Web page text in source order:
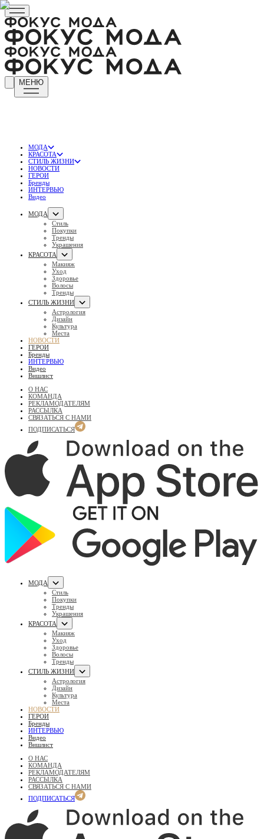
МЕНЮ
МОДА
КРАСОТА
СТИЛЬ ЖИЗНИ
НОВОСТИ
ГЕРОИ
Бренды
ИНТЕРВЬЮ
Видео
МОДА
Стиль
Покупки
Тренды
Украшения
КРАСОТА
Макияж
Уход
Здоровье
Волосы
Тренды
СТИЛЬ ЖИЗНИ
Астрология
Дизайн
Культура
Места
НОВОСТИ
ГЕРОИ
Бренды
ИНТЕРВЬЮ
Видео
Вишлист
О НАС
КОМАНДА
РЕКЛАМОДАТЕЛЯМ
РАССЫЛКА
СВЯЗАТЬСЯ С НАМИ
ПОДПИСАТЬСЯ
МОДА
Стиль
Покупки
Тренды
Украшения
КРАСОТА
Макияж
Уход
Здоровье
Волосы
Тренды
СТИЛЬ ЖИЗНИ
Астрология
Дизайн
Культура
Места
НОВОСТИ
ГЕРОИ
Бренды
ИНТЕРВЬЮ
Видео
Вишлист
О НАС
КОМАНДА
РЕКЛАМОДАТЕЛЯМ
РАССЫЛКА
СВЯЗАТЬСЯ С НАМИ
ПОДПИСАТЬСЯ